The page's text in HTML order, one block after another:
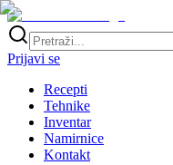
Prijavi se
Recepti
Tehnike
Inventar
Namirnice
Kontakt